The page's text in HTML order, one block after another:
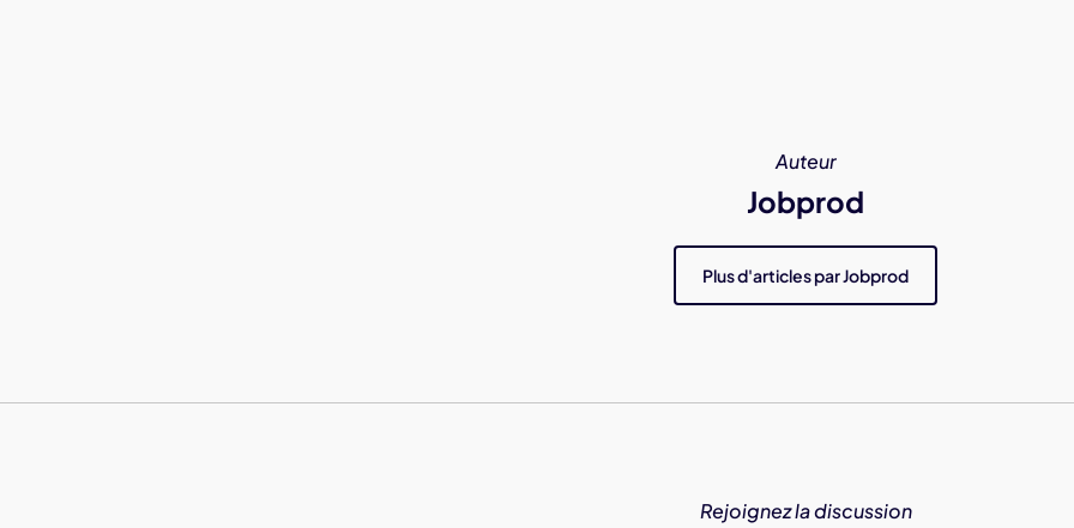
Auteur
Jobprod
Plus d'articles par Jobprod
Rejoignez la discussion